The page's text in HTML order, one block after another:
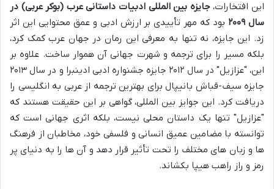
این افتخارات،جایزه بین المللی ادبیات داستانی عرب (بوکر عربی) در
سال ۲۰۰۹
بود که مهر تأییدی بر ارزش ادبی و عمق محتوایی این اثر
زد. این جایزه، نه تنها به معرفی این رمان در جهان عرب کمک کرد،
بلکه مسیر را برای ترجمه و شهرت جهانی آن هموار ساخت. علاوه بر
این، "عزازیل" در سال ۲۰۱۲ جایزه جشنواره ادبی ادینبرا و در سال ۲۰۱۳
جایزه سیف-قباش بانیپال برای بهترین ترجمه از عربی به انگلیسی را
دریافت کرد. این جوایز بین المللی، گواهی بر این حقیقت هستند که
"عزازیل" تنها یک داستان محلی نیست، بلکه اثری جهانی است که
توانسته با مضامین عمیق انسانی و فلسفی خود، مخاطبان از فرهنگ
ها و زبان های مختلف را تحت تأثیر قرار دهد و آن ها را به دنیای پر
رمز و راز راهب هیپا بکشاند.